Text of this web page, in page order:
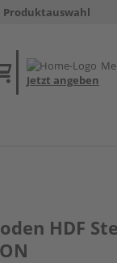
Produktauswahl
Jetzt angeben
HDF